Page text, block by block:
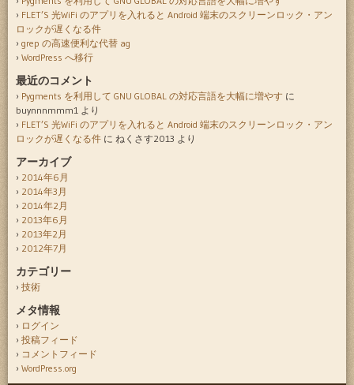
FLET’S 光WiFi のアプリを入れると Android 端末のスクリーンロック・アン
ロックが遅くなる件
grep の高速便利な代替 ag
WordPress へ移行
最近のコメント
Pygments を利用して GNU GLOBAL の対応言語を大幅に増やす に
buynnnmmm1 より
FLET’S 光WiFi のアプリを入れると Android 端末のスクリーンロック・アン
ロックが遅くなる件 に ねくさす2013 より
アーカイブ
2014年6月
2014年3月
2014年2月
2013年6月
2013年2月
2012年7月
カテゴリー
技術
メタ情報
ログイン
投稿フィード
コメントフィード
WordPress.org